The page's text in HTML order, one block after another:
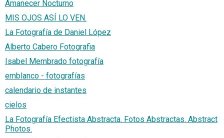
Amanecer Nocturno
MIS OJOS ASÍ LO VEN.
La Fotografía de Daniel López
Alberto Cabero Fotografia
Isabel Membrado fotografía
emblanco - fotografías
calendario de instantes
cielos
La Fotografía Efectista Abstracta. Fotos Abstractas. Abstract
Photos.